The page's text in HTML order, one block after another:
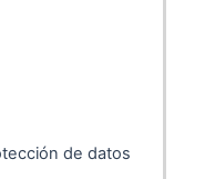
de datos